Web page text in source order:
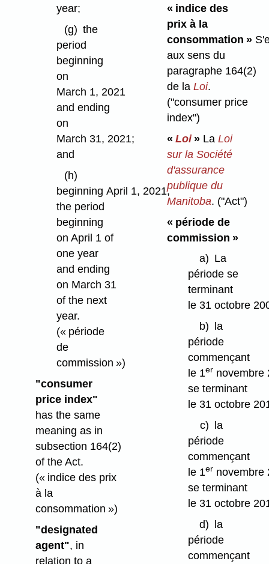
year;
(g) the
period
beginning
on
March 1, 2021
and ending
on
March 31, 2021;
and
(h)
beginning April 1, 2021,
the period
beginning
on April 1 of
one year
and ending
on March 31
of the next
year.
(« période
de
commission »)
"consumer
price index"
has the same
meaning as in
subsection 164(2)
of the Act.
(« indice des prix
à la
consommation »)
"designated
agent", in
relation to a
« indice des
prix à la
consommation »
aux sens du
paragraphe 164(2)
de la Loi.
("consumer price
index")
« Loi»La Loi
sur la Société
d'assurance
publique du
Manitoba. ("Act")
« période de
commission »
a) La
période se
terminant
le 31 octobre
b)
la
période
commençant
le 1er novembre
se terminant
le 31 octobre
c) la
période
commençant
le 1ernovembre
se terminant
le 31 octobre
d) la
période
commençant